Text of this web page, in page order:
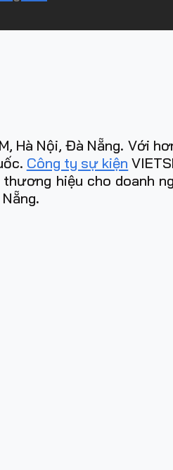
Hà Nội, Đà Nẵng. Với
Công ty sự kiện
hiệu cho doanh
.